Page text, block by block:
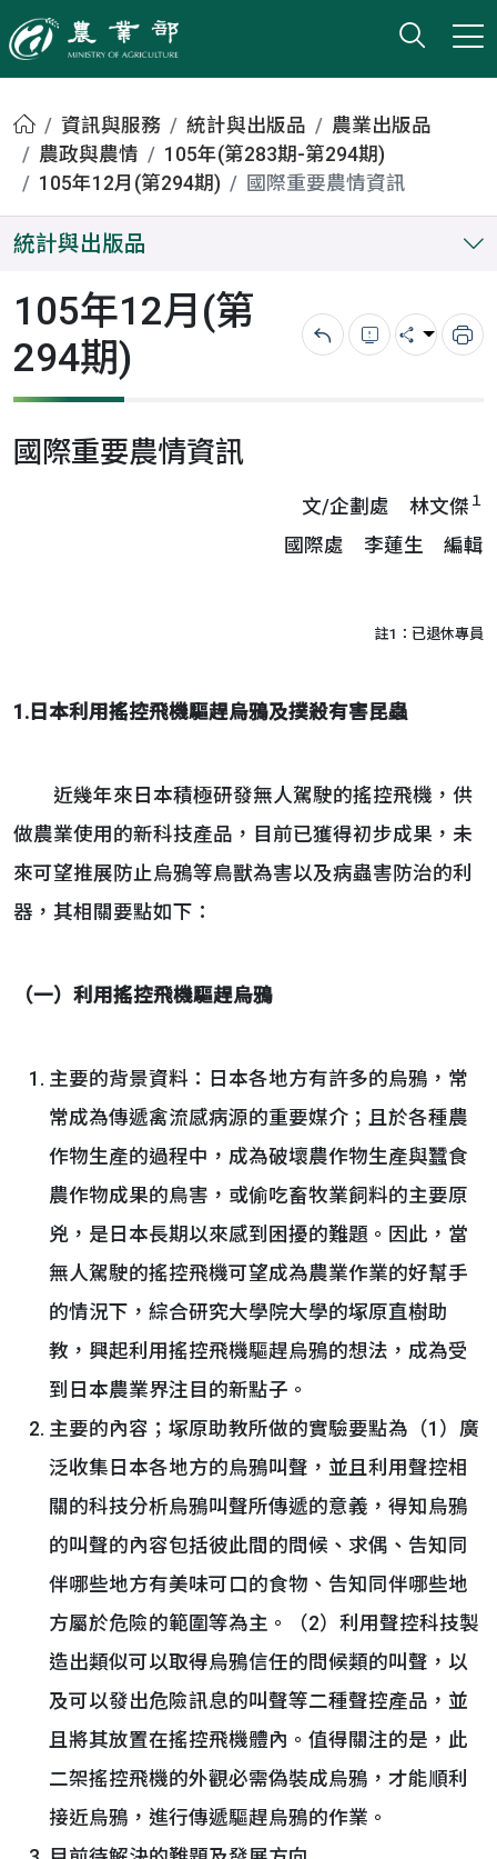
農業部
打開
小版
首頁資訊與服務 統計與出版品
農業出版品
農政與農情
105年(第283期-第294期)
105年12月(第294期)
國際重要農情資訊
統計與出版品
105年12月(第
294期)
回上一頁錯誤回報
分享 列
國際重要農情資訊
文/企劃處 林文傑 １
國際處 李蓮生 編輯
註1：已退休專員
1.日本利用搖控飛機驅趕烏鴉及撲殺有害昆蟲
近幾年來日本積極研發無人駕駛的搖控飛機，供
做農業使用的新科技產品，目前已獲得初步成果，未
來可望推展防止烏鴉等鳥獸為害以及病蟲害防治的利
器，其相關要點如下：
（一）利用搖控飛機驅趕烏鴉
主要的背景資料：日本各地方有許多的烏鴉，常
常成為傳遞禽流感病源的重要媒介；且於各種農
作物生產的過程中，成為破壞農作物生產與蠶食
農作物成果的鳥害，或偷吃畜牧業飼料的主要原
兇，是日本長期以來感到困擾的難題。因此，當
無人駕駛的搖控飛機可望成為農業作業的好幫手
的情況下，綜合研究大學院大學的塚原直樹助
教，興起利用搖控飛機驅趕烏鴉的想法，成為受
到日本農業界注目的新點子。
主要的內容；塚原助教所做的實驗要點為（1）廣
泛收集日本各地方的烏鴉叫聲，並且利用聲控相
關的科技分析烏鴉叫聲所傳遞的意義，得知烏鴉
的叫聲的內容包括彼此間的問候、求偶、告知同
伴哪些地方有美味可口的食物、告知同伴哪些地
方屬於危險的範圍等為主。（2）利用聲控科技製
造出類似可以取得烏鴉信任的問候類的叫聲，以
及可以發出危險訊息的叫聲等二種聲控產品，並
且將其放置在搖控飛機體內。值得關注的是，此
二架搖控飛機的外觀必需偽裝成烏鴉，才能順利
接近烏鴉，進行傳遞驅趕烏鴉的作業。